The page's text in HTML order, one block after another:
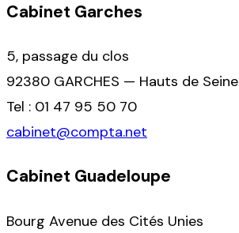
Cabinet Garches
5, passage du clos
92380 GARCHES — Hauts de Seine
Tel : 01 47 95 50 70
cabinet@compta.net
Cabinet Guadeloupe
Bourg Avenue des Cités Unies